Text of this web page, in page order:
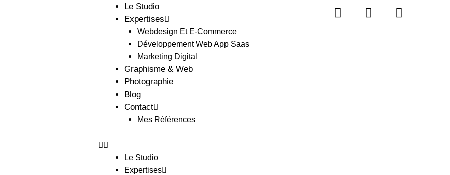
Le Studio
Expertises
Webdesign Et E-Commerce
Développement Web App Saas
Marketing Digital
Graphisme & Web
Photographie
Blog
Contact
Mes Références
Le Studio
Expertises